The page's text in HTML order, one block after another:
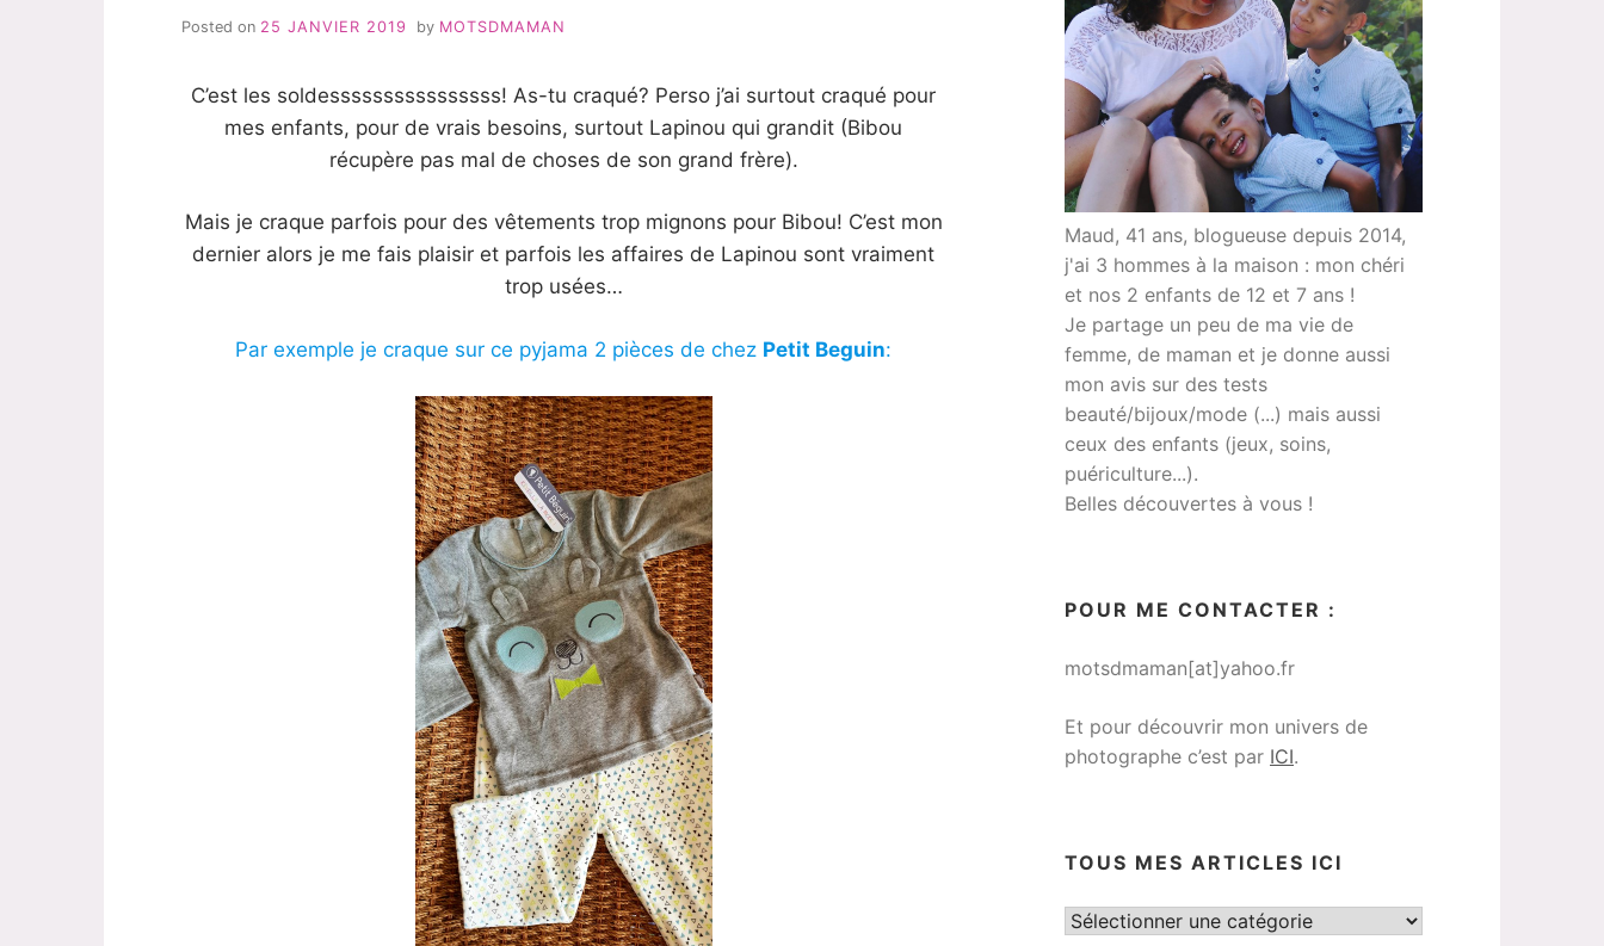
Posted on 25 JANVIER 2019 by MOTSDMAMAN
C’est les soldessssssssssssssss! As-tu craqué? Perso j’ai surtout craqué pour
mes enfants, pour de vrais besoins, surtout Lapinou qui grandit (Bibou
récupère pas mal de choses de son grand frère).
Mais je craque parfois pour des vêtements trop mignons pour Bibou! C’est mon
dernier alors je me fais plaisir et parfois les affaires de Lapinou sont vraiment
trop usées…
Par exemple je craque sur ce pyjama 2 pièces de chez Petit Beguin:
Maud, 41 ans, blogueuse depuis 2014,
j'ai 3 hommes à la maison : mon chéri
et nos 2 enfants de 12 et 7 ans !
Je partage un peu de ma vie de
femme, de maman et je donne aussi
mon avis sur des tests
beauté/bijoux/mode (...) mais aussi
ceux des enfants (jeux, soins,
puériculture...).
Belles découvertes à vous !
POUR ME CONTACTER :
motsdmaman[at]yahoo.fr
Et pour découvrir mon univers de
photographe c’est par ICI.
TOUS MES ARTICLES ICI
Tous